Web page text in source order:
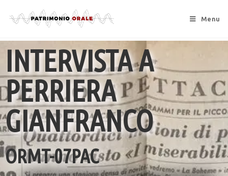
Menu
INTERVISTA A
PERRIERA
GIANFRANCO
ORMT-07PAC